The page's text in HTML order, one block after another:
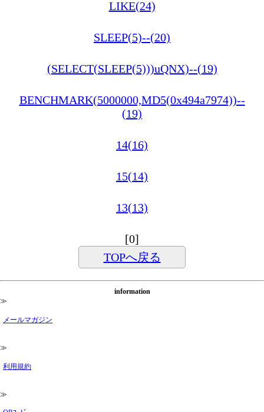
LIKE(24)
SLEEP(5)--(20)
(SELECT(SLEEP(5)))uQNX)--(19)
BENCHMARK(5000000,MD5(0x494a7974))--
(19)
14(16)
15(14)
13(13)
[0]
TOPへ戻る
information
≫
メールマガジン
≫
利用規約
≫